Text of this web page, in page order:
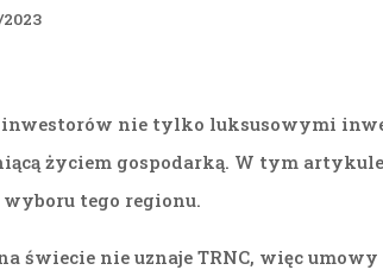
inwestorów nie tylko luksusowymi
życiem gospodarką. W tym
tego regionu.
świecie nie uznaje TRNC, więc